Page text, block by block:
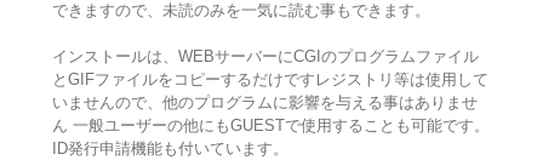
できますので、未読のみを一気に読む事もできます。
インストールは、WEBサーバーにCGIのプログラムファイル
とGIFファイルをコピーするだけですレジストリ等は使用して
いませんので、他のプログラムに影響を与える事はありませ
ん 一般ユーザーの他にもGUESTで使用することも可能です。
ID発行申請機能も付いています。